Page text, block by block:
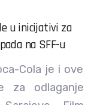
u inicijativi za
na SFF-u
Cola je i ove
za odlaganje